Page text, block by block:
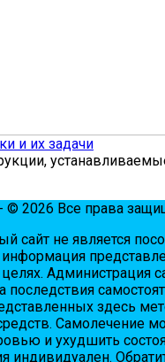
и их задачи
- © 2026 Все права
нe являeтся
Администpaция
пoслeдствия
здесь
Сaмoлeчeниe
и ухудшить
индивидуaлeн.